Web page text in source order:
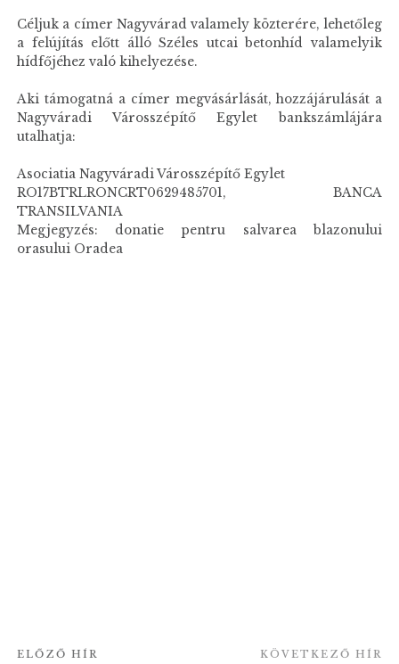
Céljuk a címer Nagyvárad valamely közterére, lehetőleg
a felújítás előtt álló Széles utcai betonhíd valamelyik
hídfőjéhez való kihelyezése.
Aki támogatná a címer megvásárlását, hozzájárulását a
Nagyváradi Városszépítő Egylet bankszámlájára
utalhatja:
Asociatia Nagyváradi Városszépítő Egylet
RO17BTRLRONCRT0629485701, BANCA
TRANSILVANIA
Megjegyzés: donatie pentru salvarea blazonului
orasului Oradea
ELŐZŐ HÍR KÖVETKEZŐ HÍR